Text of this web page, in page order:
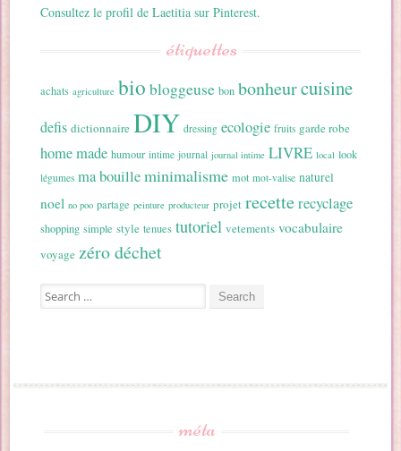
Consultez le profil de Laetitia sur Pinterest.
étiquettes
achats agriculture bio bloggeuse bon bonheurcuisine
defis dictionnaire DIY dressing ecologie fruits garde robe
home made humour intime journal journal intime LIVRE local look
légumes ma bouilleminimalisme mot mot-valise naturel
noel no poo partage peinture producteur projet recetterecyclage
shopping simple style tenues tutoriel vetements vocabulaire
voyage zéro déchet
Search for:
méta